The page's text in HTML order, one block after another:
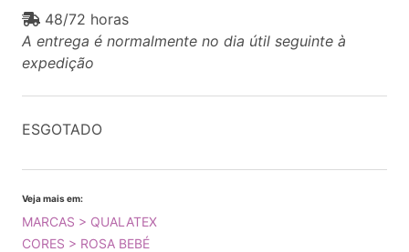
48/72 horas
A entrega é normalmente no dia útil seguinte à
expedição
ESGOTADO
Veja mais em:
MARCAS > QUALATEX
CORES > ROSA BEBÉ